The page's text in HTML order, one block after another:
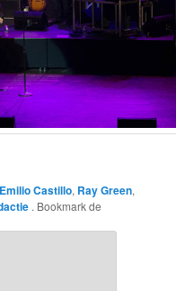
Emilio Castillo, Ray Green,
. Bookmark de